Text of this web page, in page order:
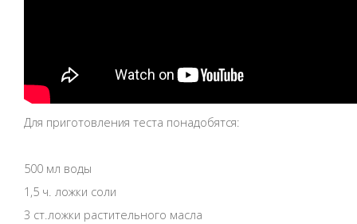
Для приготовления теста понадобятся:
500 мл воды
1,5 ч. ложки соли
3 ст.ложки растительного масла